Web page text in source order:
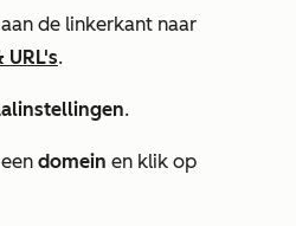
de linkerkant naar
URL's.
.
domein en klik op